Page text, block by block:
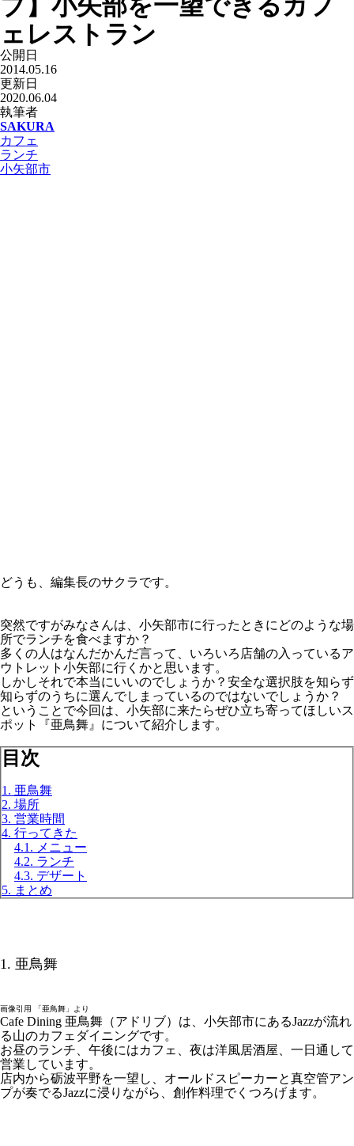
ェレストラン
公開日
2014.05.16
更新日
2020.06.04
執筆者
SAKURA
カフェ
ランチ
小矢部市
どうも、編集長のサクラです。
突然ですがみなさんは、小矢部市に行ったときにどのような場
所でランチを食べますか？
多くの人はなんだかんだ言って、いろいろ店舗の入っているア
ウトレット小矢部に行くかと思います。
しかしそれで本当にいいのでしょうか？安全な選択肢を知らず
知らずのうちに選んでしまっているのではないでしょうか？
ということで今回は、小矢部に来たらぜひ立ち寄ってほしいス
ポット『亜鳥舞』について紹介します。
目次
1. 亜鳥舞
2. 場所
3. 営業時間
4. 行ってきた
4.1. メニュー
4.2. ランチ
4.3. デザート
5. まとめ
1. 亜鳥舞
画像引用 「亜鳥舞」より
Cafe Dining 亜鳥舞（アドリブ）は、小矢部市にあるJazzが流れ
る山のカフェダイニングです。
お昼のランチ、午後にはカフェ、夜は洋風居酒屋、一日通して
営業しています。
店内から砺波平野を一望し、オールドスピーカーと真空管アン
プが奏でるJazzに浸りながら、創作料理でくつろげます。